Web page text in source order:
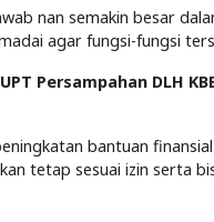
nan semakin besar
agar fungsi-fungsi
Persampahan DLH
bantuan
tetap sesuai izin serta